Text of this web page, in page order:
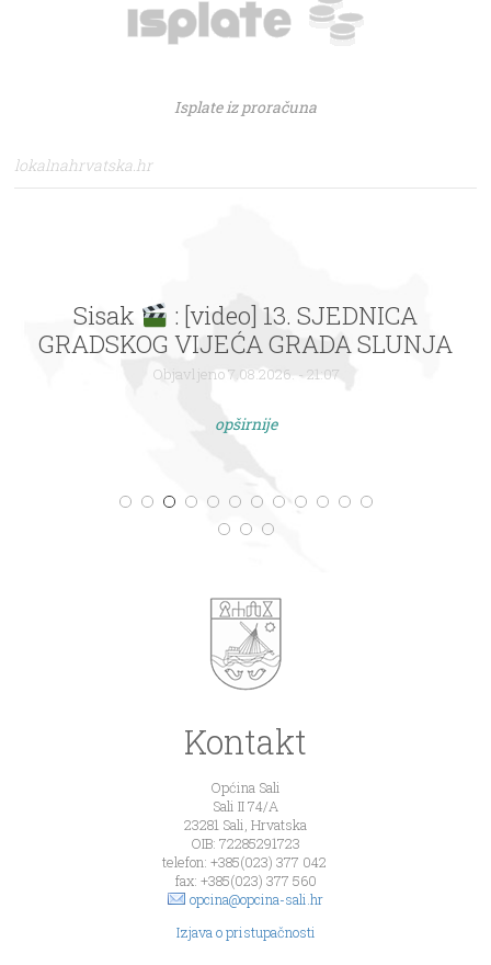
Isplate iz proračuna
lokalnahrvatska.hr
Sisak
: [video] 13. SJEDNICA
GRADSKOG VIJEĆA GRADA SLUNJA
Objavljeno 7.08.2026. - 21:07
opširnije
Kontakt
Općina Sali
Sali II 74/A
23281 Sali, Hrvatska
OIB: 72285291723
telefon: +385(023) 377 042
fax: +385(023) 377 560
opcina@opcina-sali.hr
Izjava o pristupačnosti